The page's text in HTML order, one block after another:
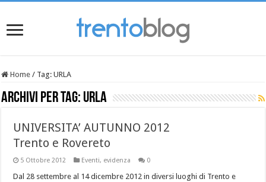
Home / Tag:URLA
Archivi per tag: URLA
UNIVERSITA’ AUTUNNO 2012
Trento e Rovereto
5 Ottobre 2012 Eventi, evidenza 0
Dal 28 settembre al 14 dicembre 2012 in diversi luoghi di Trento e